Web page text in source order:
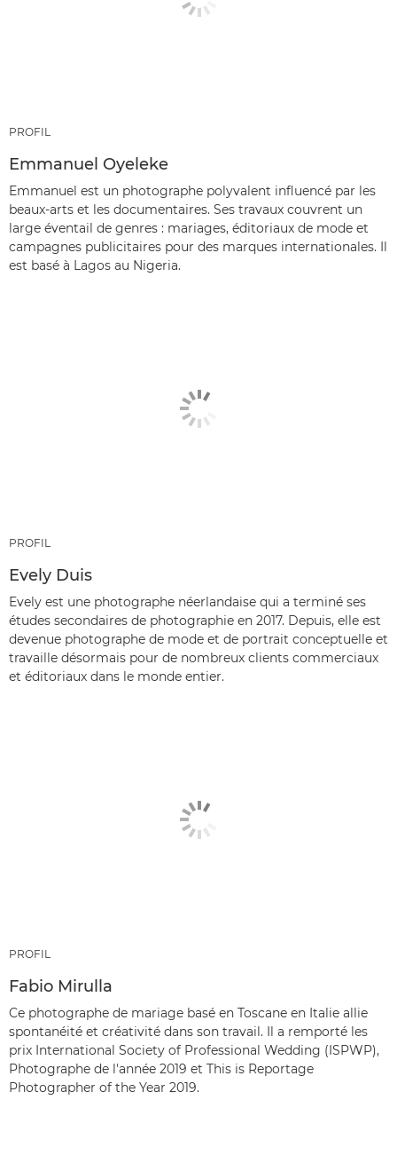
PROFIL
Emmanuel Oyeleke
Emmanuel est un photographe polyvalent influencé par les
beaux-arts et les documentaires. Ses travaux couvrent un
large éventail de genres : mariages, éditoriaux de mode et
campagnes publicitaires pour des marques internationales. Il
est basé à Lagos au Nigeria.
PROFIL
Evely Duis
Evely est une photographe néerlandaise qui a terminé ses
études secondaires de photographie en 2017. Depuis, elle est
devenue photographe de mode et de portrait conceptuelle et
travaille désormais pour de nombreux clients commerciaux
et éditoriaux dans le monde entier.
PROFIL
Fabio Mirulla
Ce photographe de mariage basé en Toscane en Italie allie
spontanéité et créativité dans son travail. Il a remporté les
prix International Society of Professional Wedding (ISPWP),
Photographe de l'année 2019 et This is Reportage
Photographer of the Year 2019.